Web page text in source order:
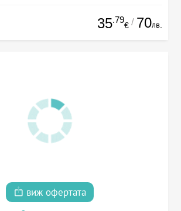
35.79
€ / 70лв.
виж офертата